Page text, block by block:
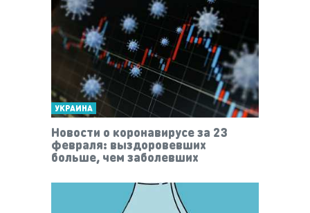
УКРАИНА
Новости о коронавирусе за 23
февраля: выздоровевших
больше, чем заболевших